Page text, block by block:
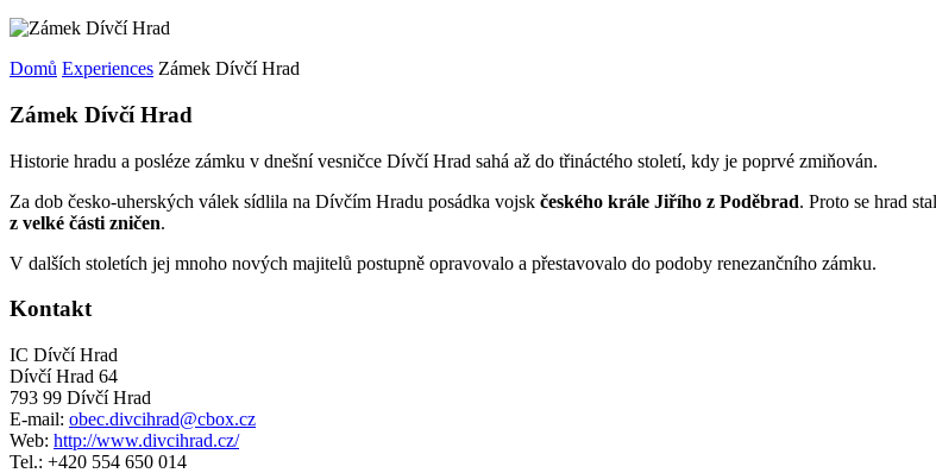
Domů Experiences Zámek Dívčí Hrad
Zámek Dívčí Hrad
Historie hradu a posléze zámku v dnešní vesničce Dívčí Hrad sahá až do třináctého století, kdy je poprvé zmiňován.
Za dob česko-uherských válek sídlila na Dívčím Hradu posádka vojsk českého krále Jiřího z Poděbrad. Proto se hrad
z velké části zničen.
V dalších stoletích jej mnoho nových majitelů postupně opravovalo a přestavovalo do podoby renezančního zámku.
Kontakt
IC Dívčí Hrad
Dívčí Hrad 64
793 99 Dívčí Hrad
E-mail: obec.divcihrad@cbox.cz
Web: http://www.divcihrad.cz/
Tel.: +420 554 650 014